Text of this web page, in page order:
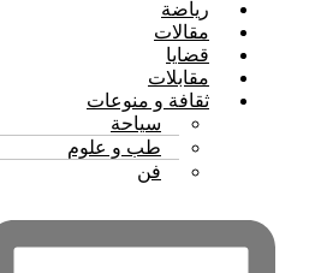
رياضة
مقالات
قضايا
مقابلات
ثقافة و منوعات
سياحة
طب و علوم
فن